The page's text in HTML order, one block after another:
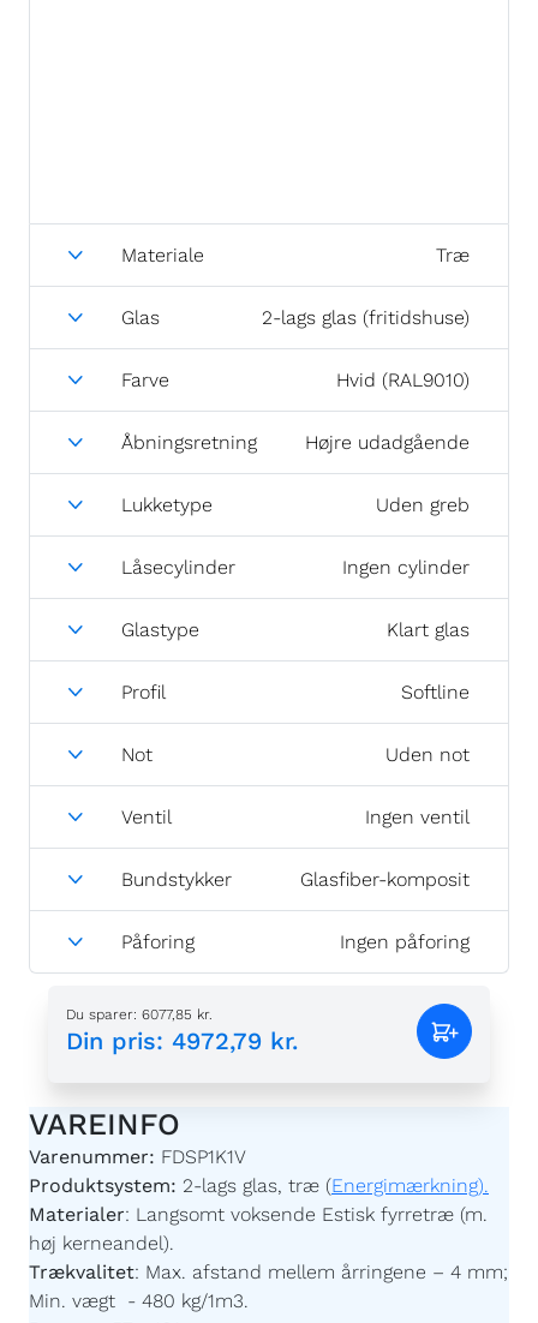
Materiale Træ
Glas 2-lags glas (fritidshuse)
Farve Hvid (RAL9010)
Åbningsretning Højre udadgående
Lukketype Uden greb
Låsecylinder Ingen cylinder
Glastype Klart glas
Profil Softline
Not Uden not
Ventil Ingen ventil
Bundstykker Glasfiber-komposit
Påforing Ingen påforing
Du sparer: 6077,85 kr.
Din pris: 4972,79 kr.
VAREINFO
Varenummer: FDSP1K1V
Produktsystem: 2-lags glas, træ (Energimærkning).
Materialer: Langsomt voksende Estisk fyrretræ (m.
høj kerneandel).
Trækvalitet: Max. afstand mellem årringene – 4 mm;
Min. vægt - 480 kg/1m3.